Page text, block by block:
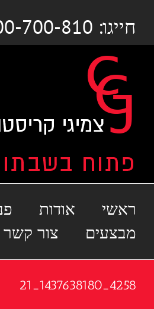
לתוכןחייגו: 1-700-700-810 | 03-6838895
ראשי אודות
מבצעים
צור קשר
4258_1437638180_21